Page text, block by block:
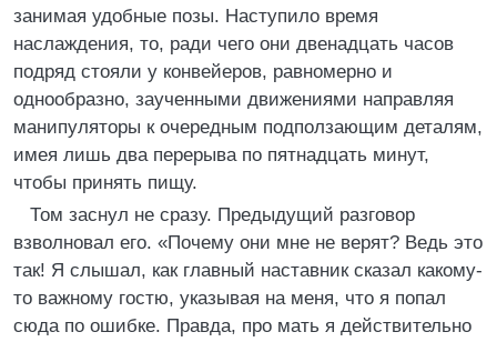
занимая удобные позы. Наступило время
наслаждения, то, ради чего они двенадцать часов
подряд стояли у конвейеров, равномерно и
однообразно, заученными движениями направляя
манипуляторы к очередным подползающим деталям,
имея лишь два перерыва по пятнадцать минут,
чтобы принять пищу.
Том заснул не сразу. Предыдущий разговор
взволновал его. «Почему они мне не верят? Ведь это
так! Я слышал, как главный наставник сказал какому-
то важному гостю, указывая на меня, что я попал
сюда по ошибке. Правда, про мать я действительно